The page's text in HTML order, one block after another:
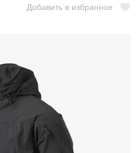
Добавить в избранное